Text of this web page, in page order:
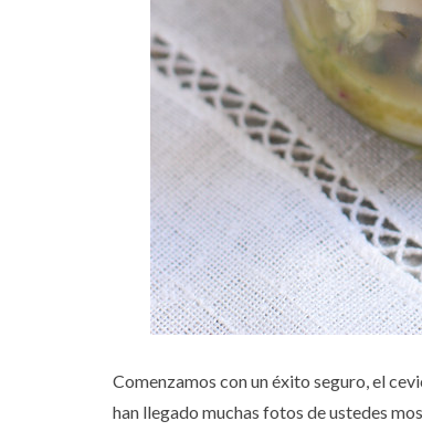
Comenzamos con un éxito seguro, el
han llegado muchas fotos de ustedes